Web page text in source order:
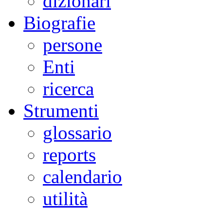
Biografie
persone
Enti
ricerca
Strumenti
glossario
reports
calendario
utilità